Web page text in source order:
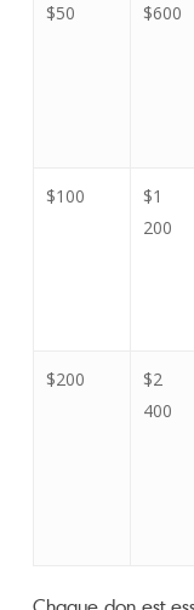
$50 $600
$100
$1
200
$200
$2
400